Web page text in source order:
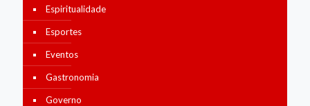
Espiritualidade
Esportes
Eventos
Gastronomia
Governo